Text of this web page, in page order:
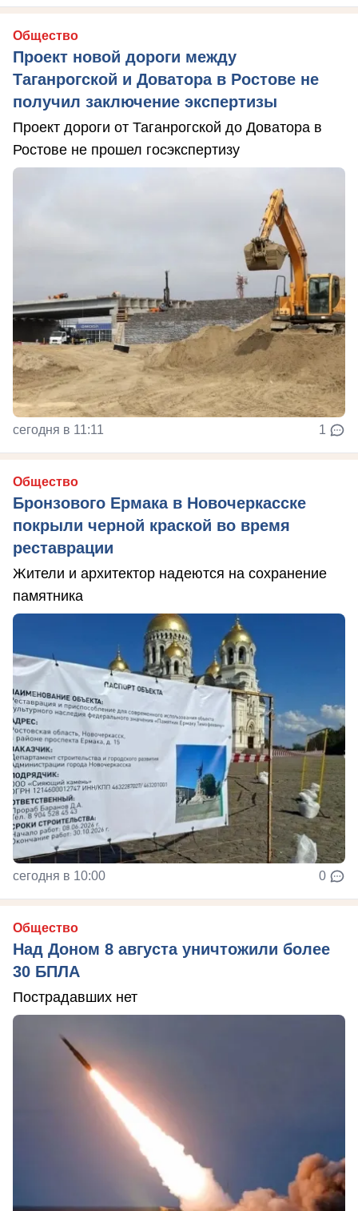
Общество
Проект новой дороги между
Таганрогской и Доватора в Ростове не
получил заключение экспертизы
Проект дороги от Таганрогской до Доватора в
Ростове не прошел госэкспертизу
сегодня в 11:11 1
Общество
Бронзового Ермака в Новочеркасске
покрыли черной краской во время
реставрации
Жители и архитектор надеются на сохранение
памятника
сегодня в 10:00 0
Общество
Над Доном 8 августа уничтожили более
30 БПЛА
Пострадавших нет